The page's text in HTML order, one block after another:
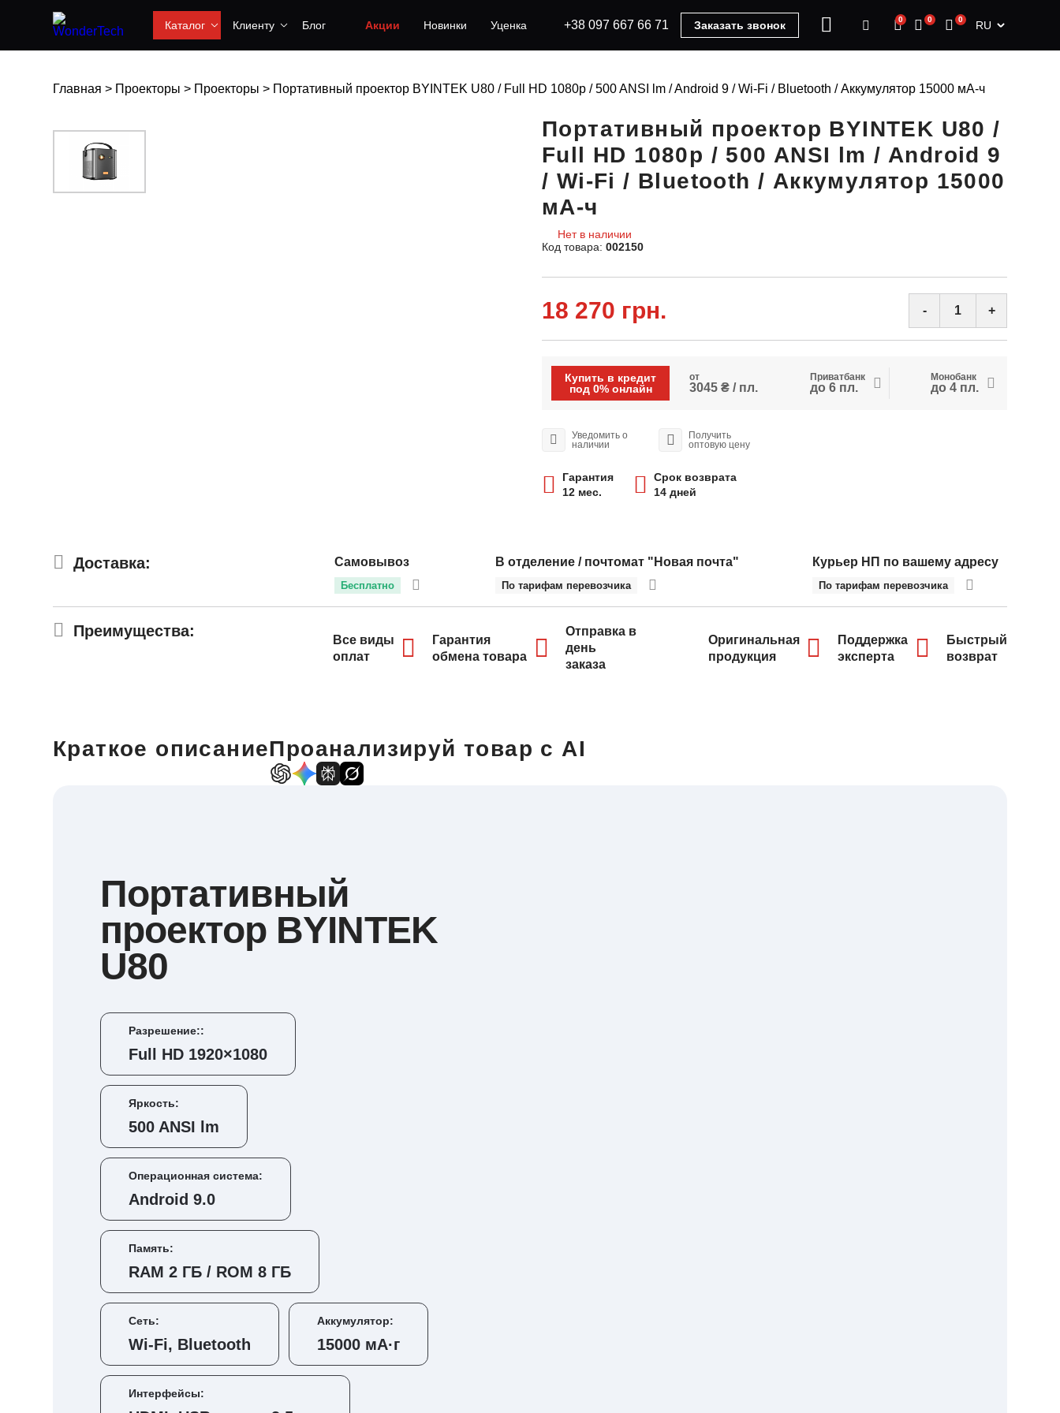
Каталог Клиенту Блог Акции Новинки Уценка +38 097 667 66 71 Заказать звонок 0 0 0 RU
Главная > Проекторы > Проекторы > Портативный проектор BYINTEK U80 / Full HD 1080p / 500 ANSI lm / Android 9 / Wi-Fi / Bluetooth / Аккумулятор 15000 мА-ч
Портативный проектор BYINTEK U80 /
Full HD 1080p / 500 ANSI lm / Android 9
/ Wi-Fi / Bluetooth / Аккумулятор 15000
мА-ч
Нет в наличии
Код товара: 002150
18 270 грн. - +
Купить в кредит
под 0% онлайн
от
3045 ₴ / пл.
Приватбанк
до 6 пл.
Монобанк
до 4 пл.
Уведомить о
наличии
Получить
оптовую цену
Гарантия
12 мес.
Срок возврата
14 дней
Доставка: Самовывоз
Бесплатно
В отделение / почтомат "Новая почта"
По тарифам перевозчика
Курьер НП по вашему адресу
По тарифам перевозчика
Преимущества:
Все виды
оплат
Гарантия
обмена товара
Отправка в
день
заказа
Оригинальная
продукция
Поддержка
эксперта
Быстрый
возврат
Краткое описаниеПроанализируй товар с AI
Портативный
проектор BYINTEK
U80
Разрешение::
Full HD 1920×1080
Яркость:
500 ANSI lm
Операционная система:
Android 9.0
Память:
RAM 2 ГБ / ROM 8 ГБ
Сеть:
Wi-Fi, Bluetooth
Аккумулятор:
15000 мА·г
Интерфейсы: